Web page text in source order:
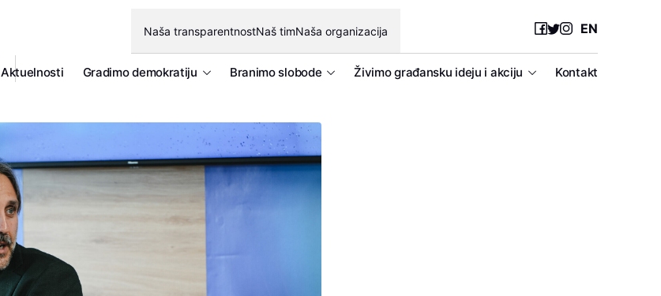
Naša transparentnostNaš timNaša organizacija
Aktuelnosti Gradimo demokratiju Branimo slobode Živimo građansku ideju i akciju Kontakt
EN